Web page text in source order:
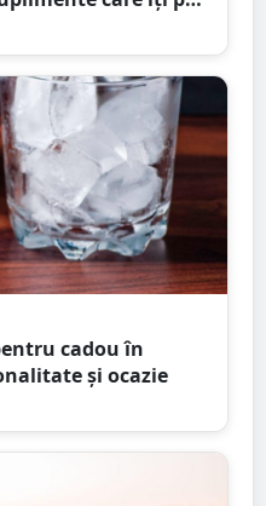
cadou în
și ocazie